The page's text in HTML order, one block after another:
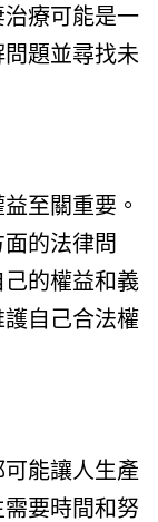
療可能是一
題並尋找未
至關重要。
的法律問
的權益和義
自己合法權
能讓人生產
要時間和努